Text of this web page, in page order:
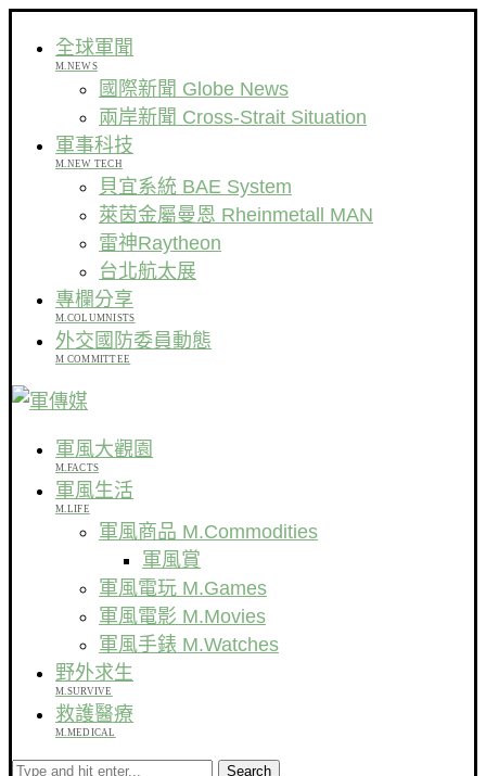
全球軍聞
M.NEWS
國際新聞 Globe News
兩岸新聞 Cross-Strait Situation
軍事科技
M.NEW TECH
貝宜系統 BAE System
萊茵金屬曼恩 Rheinmetall MAN
雷神Raytheon
台北航太展
專欄分享
M.COLUMNISTS
外交國防委員動態
M COMMITTEE
軍風大觀園
M.FACTS
軍風生活
M.LIFE
軍風商品 M.Commodities
軍風賞
軍風電玩 M.Games
軍風電影 M.Movies
軍風手錶 M.Watches
野外求生
M.SURVIVE
救護醫療
M.MEDICAL
Search